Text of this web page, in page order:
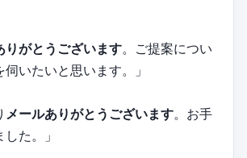
りがとうございます。ご提案につい
いたいと思います。」
メールありがとうございます。お手
た。」